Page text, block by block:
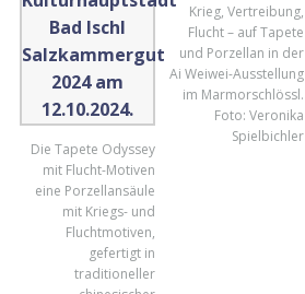
Die Tapete Odyssey
mit Flucht-Motiven
eine Porzellansäule
mit Kriegs- und
Fluchtmotiven,
gefertigt in
traditioneller
Krieg, Vertreibung,
Flucht – auf Tapete
und Porzellan in der
Ai Weiwei-Ausstellung
im Marmorschlössl.
Foto: Veronika
Spielbichler